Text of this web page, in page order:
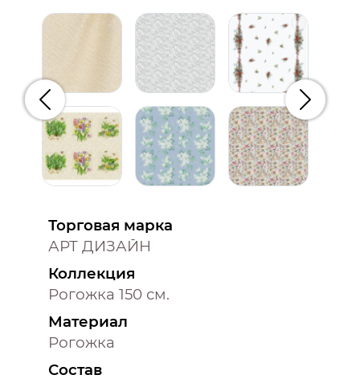
Предыдущий
Торговая марка
АРТ ДИЗАЙН
Коллекция
Рогожка 150 см.
Материал
Рогожка
Состав